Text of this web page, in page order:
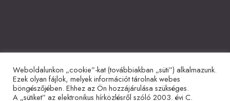
Együttműködő partnerek
Weboldalunkon „cookie”-kat (továbbiakban „süti”) alkalmazunk.
Ezek olyan fájlok, melyek információt tárolnak webes
böngészőjében. Ehhez az Ön hozzájárulása szükséges.
A „sütiket” az elektronikus hírközlésről szóló 2003. évi C.